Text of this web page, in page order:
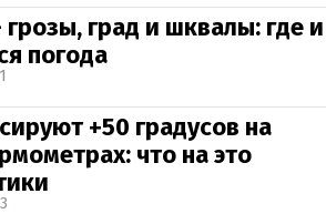
град и шквалы: где и
погода
+50 градусов на
что на это